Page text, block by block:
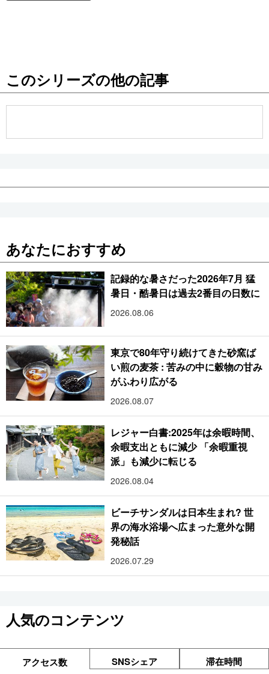
お知らせ
このシリーズの他の記事
あなたにおすすめ
記録的な暑さだった2026年7月 猛
暑日・酷暑日は過去2番目の日数に
2026.08.06
東京で80年守り続けてきた砂窯ば
い煎の麦茶 : 苦みの中に穀物の甘み
がふわり広がる
2026.08.07
レジャー白書:2025年は余暇時間、
余暇支出ともに減少 「余暇重視
派」も減少に転じる
2026.08.04
ビーチサンダルは日本生まれ? 世
界の海水浴場へ広まった意外な開
発秘話
2026.07.29
人気のコンテンツ
アクセス数 SNSシェア 滞在時間